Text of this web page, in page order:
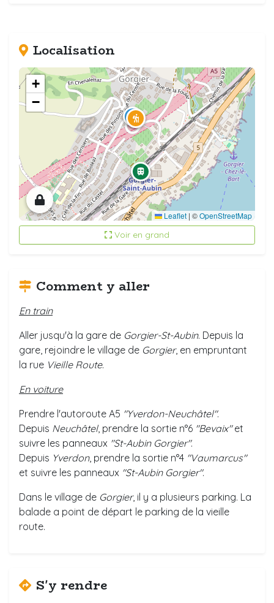
Localisation
+
−
Leaflet | ©OpenStreetMap
Voir en grand
Comment y aller
En train
Aller jusqu'à la gare de Gorgier-St-Aubin. Depuis la
gare, rejoindre le village de Gorgier, en empruntant
la rue Vieille Route.
En voiture
Prendre l'autoroute A5 "Yverdon-Neuchâtel".
Depuis Neuchâtel, prendre la sortie n°6 "Bevaix"et
suivre les panneaux "St-Aubin Gorgier".
Depuis Yverdon, prendre la sortie n°4 "Vaumarcus"
et suivre les panneaux "St-Aubin Gorgier".
Dans le village de Gorgier, il y a plusieurs parking. La
balade a point de départ le parking de la vieille
route.
S'y rendre